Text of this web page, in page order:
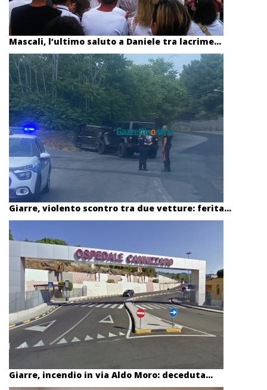
Mascali, l’ultimo saluto a Daniele tra lacrime...
Giarre, violento scontro tra due vetture: ferita...
Giarre, incendio in via Aldo Moro: deceduta...